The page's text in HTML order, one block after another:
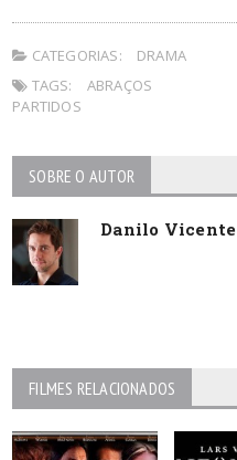
CATEGORIAS:
DRAMA
TAGS:
ABRAÇOS
PARTIDOS
SOBRE O AUTOR
Danilo Vicente
FILMES RELACIONADOS